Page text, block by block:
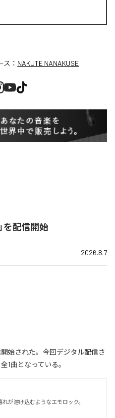
： NAKUTE NANAKUSE
を配信開始
2026.8.7
始された。今回デジタル配信さ
1曲となっている。
が溶け込むようなエモロック。